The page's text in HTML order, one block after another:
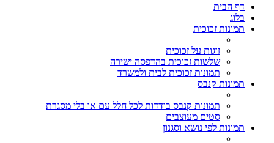
דף הבית
בלוג
תמונות זכוכית
זוגות על זכוכית
שלשות זכוכית בהדפסה ישירה
תמונות זכוכית לבית ולמשרד
תמונות קנבס
תמונות קנבס בודדות לכל חלל עם או בלי מסגרת
סטים מעוצבים
תמונות לפי נושא וסגנון